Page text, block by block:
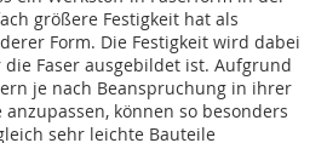
größere Festigkeit hat als
Form. Die Festigkeit wird dabei
Faser ausgebildet ist. Aufgrund
je nach Beanspruchung in ihrer
können so besonders
sehr leichte Bauteile